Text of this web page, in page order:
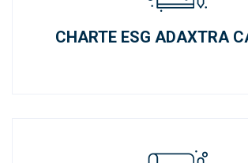
CHARTE ESG ADAXTRA